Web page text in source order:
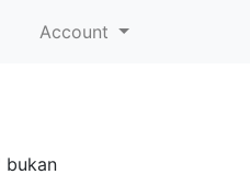
Account
bukan